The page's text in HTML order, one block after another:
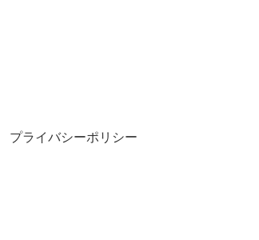
プライバシーポリシー